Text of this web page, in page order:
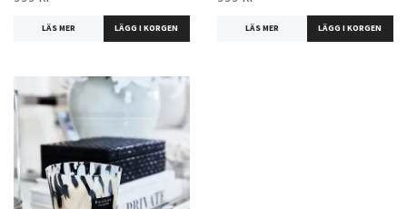
LÄS MER LÄS MER